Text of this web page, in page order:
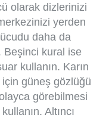
olarak dizlerinizi
yerden
daha da
Beşinci kural ise
kullanın. Karın
için güneş gözlüğü
görebilmesi
Altıncı